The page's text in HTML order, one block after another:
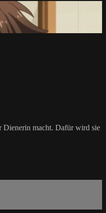
Dienerin macht. Dafür wird sie